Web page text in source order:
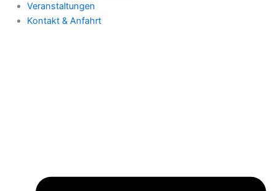
Veranstaltungen
Kontakt & Anfahrt